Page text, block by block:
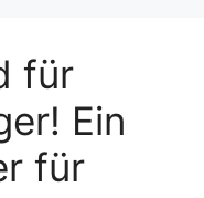
für
Ein
für